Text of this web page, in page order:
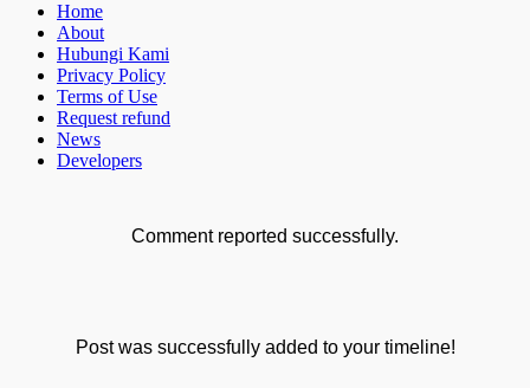
Home
About
Hubungi Kami
Privacy Policy
Terms of Use
Request refund
News
Developers
Comment reported successfully.
Post was successfully added to your timeline!